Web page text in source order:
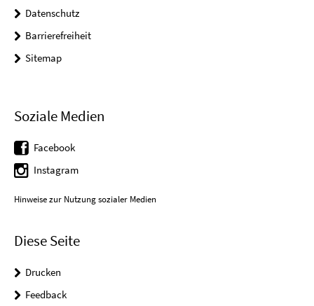
Datenschutz
Barrierefreiheit
Sitemap
Soziale Medien
Facebook
Instagram
Hinweise zur Nutzung sozialer Medien
Diese Seite
Drucken
Feedback